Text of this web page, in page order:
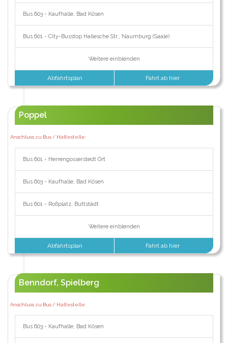
Bus 603 - Kaufhalle, Bad Kösen
Bus 601 - City-Busstop Hallesche Str., Naumburg (Saale)
Weitere einblenden
Abfahrtsplan Fahrt ab hier
Poppel
Anschluss zu Bus / Haltestelle:
Bus 601 - Herrengosserstedt Ort
Bus 603 - Kaufhalle, Bad Kösen
Bus 601 - Roßplatz, Buttstädt
Weitere einblenden
Abfahrtsplan Fahrt ab hier
Benndorf, Spielberg
Anschluss zu Bus / Haltestelle:
Bus 603 - Kaufhalle, Bad Kösen